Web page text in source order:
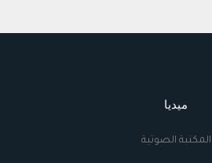
ميديا
المكتبة الصوتية